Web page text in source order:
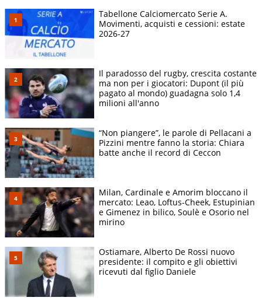
Tabellone Calciomercato Serie A.
Movimenti, acquisti e cessioni: estate
2026-27
Il paradosso del rugby, crescita costante
ma non per i giocatori: Dupont (il più
pagato al mondo) guadagna solo 1,4
milioni all'anno
“Non piangere”, le parole di Pellacani a
Pizzini mentre fanno la storia: Chiara
batte anche il record di Ceccon
Milan, Cardinale e Amorim bloccano il
mercato: Leao, Loftus-Cheek, Estupinian
e Gimenez in bilico, Soulè e Osorio nel
mirino
Ostiamare, Alberto De Rossi nuovo
presidente: il compito e gli obiettivi
ricevuti dal figlio Daniele